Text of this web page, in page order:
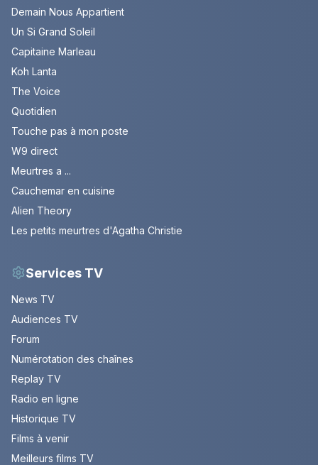
Demain Nous Appartient
Un Si Grand Soleil
Capitaine Marleau
Koh Lanta
The Voice
Quotidien
Touche pas à mon poste
W9 direct
Meurtres a ...
Cauchemar en cuisine
Alien Theory
Les petits meurtres d'Agatha Christie
Services TV
News TV
Audiences TV
Forum
Numérotation des chaînes
Replay TV
Radio en ligne
Historique TV
Films à venir
Meilleurs films TV